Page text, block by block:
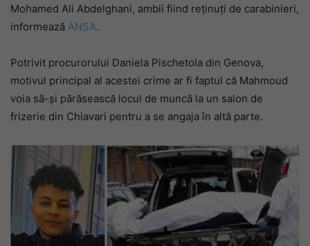
Mohamed Ali Abdelghani, ambii fiind reținuți de carabinieri,
informează ANSA.
Potrivit procurorului Daniela Pischetola din Genova,
motivul principal al acestei crime ar fi faptul că Mahmoud
voia să-și părăsească locul de muncă la un salon de
frizerie din Chiavari pentru a se angaja în altă parte.